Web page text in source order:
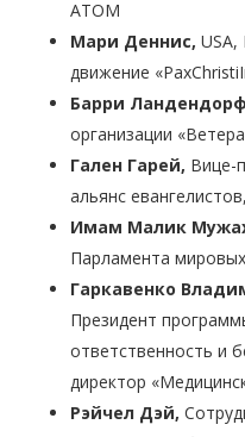
АТОМ
Мари Деннис, USA,
движение
Барри Ландендорф
организации
Гален Гарей, Вице-
альянс
Имам Малик
Парламента
Гаркавенко
Президент
ответственность и
директор
Рэйчел Дэй,